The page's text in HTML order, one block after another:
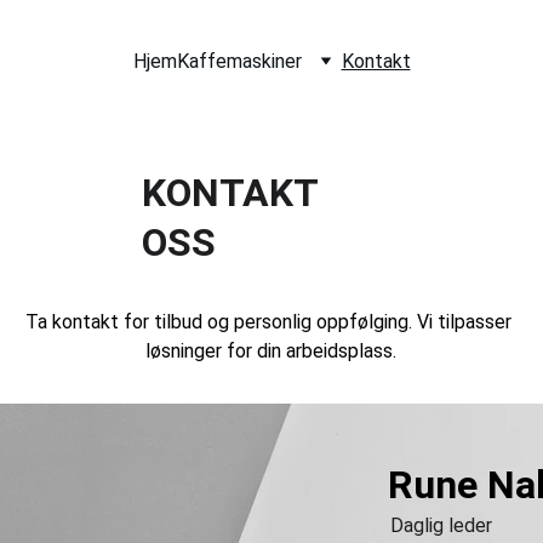
HjemKaffemaskiner Kontakt
KONTAKT
OSS
Ta kontakt for tilbud og personlig oppfølging. Vi tilpasser
løsninger for din arbeidsplass.
Rune
Daglig leder